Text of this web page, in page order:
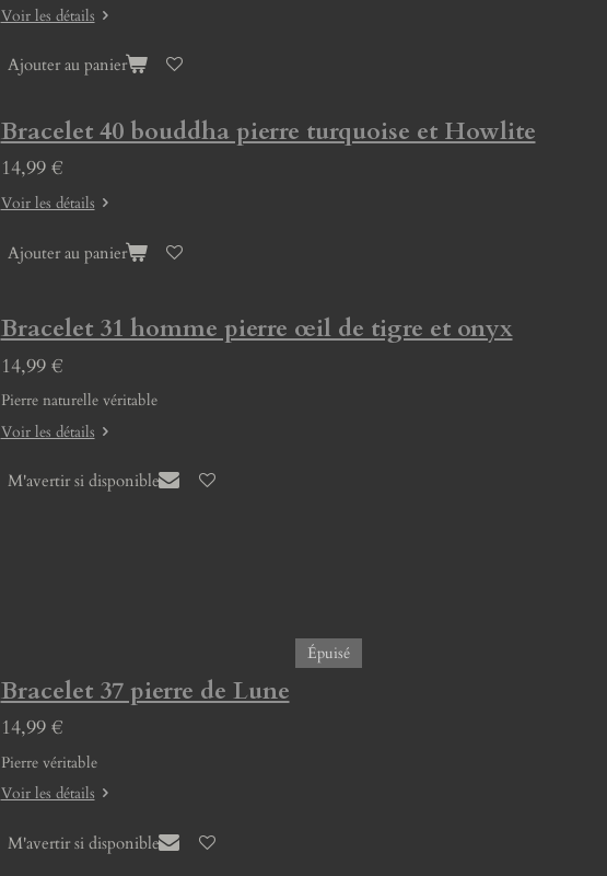
Voir les détails
Ajouter au panier
Bracelet 40 bouddha pierre turquoise et Howlite
14,99 €
Voir les détails
Ajouter au panier
Bracelet 31 homme pierre œil de tigre et onyx
14,99 €
Pierre naturelle véritable
Voir les détails
M'avertir si disponible
Épuisé
Bracelet 37 pierre de Lune
14,99 €
Pierre véritable
Voir les détails
M'avertir si disponible